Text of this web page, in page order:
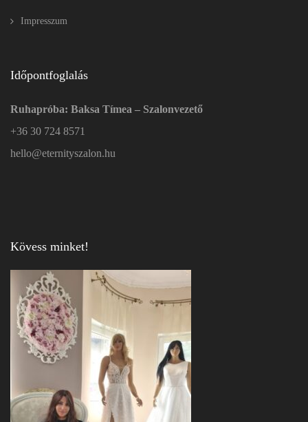
Impresszum
Időpontfoglalás
Ruhapróba: Baksa Tímea – Szalonvezető
+36 30 724 8571
hello@eternityszalon.hu
Kövess minket!